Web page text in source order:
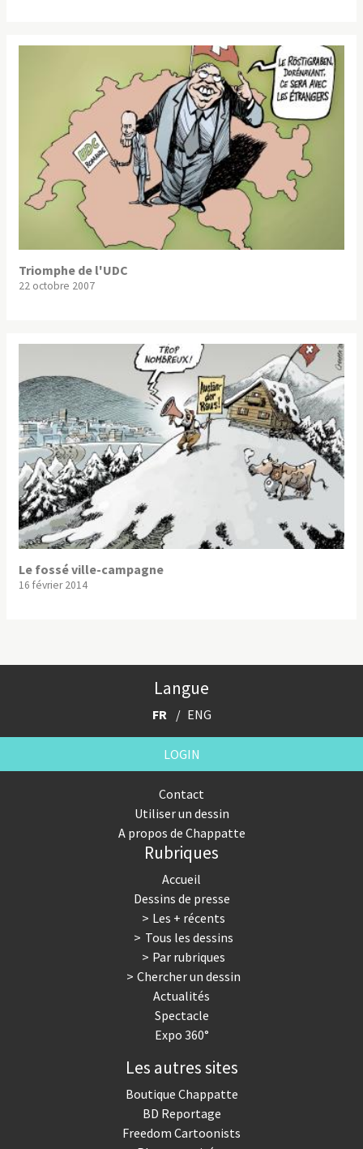
Triomphe de l'UDC
22 octobre 2007
Le fossé ville-campagne
16 février 2014
Langue
FR ENG
LOGIN
Contact
Utiliser un dessin
A propos de Chappatte
Rubriques
Accueil
Dessins de presse
Les + récents
Tous les dessins
Par rubriques
Chercher un dessin
Actualités
Spectacle
Expo 360°
Les autres sites
Boutique Chappatte
BD Reportage
Freedom Cartoonists